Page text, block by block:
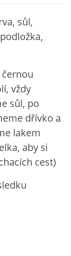
sůl,
vždy
sůl, po
dřívko a
lakem
aby si
cest)